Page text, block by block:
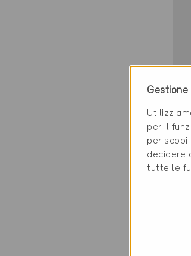
per il
per scopi
decidere
tutte le